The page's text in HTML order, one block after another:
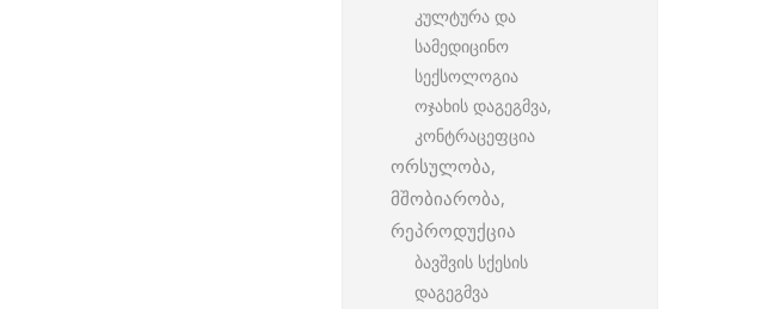
კულტურა და
სამედიცინო
სექსოლოგია
ოჯახის დაგეგმვა,
კონტრაცეფცია
ორსულობა,
მშობიარობა,
რეპროდუქცია
ბავშვის სქესის
დაგეგმვა